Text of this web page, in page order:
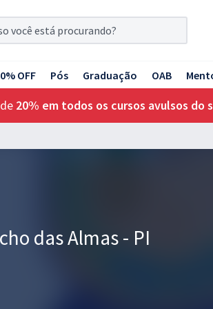
OFF Pós Graduação OAB
20% em todos os cursos avulsos do
das Almas - PI